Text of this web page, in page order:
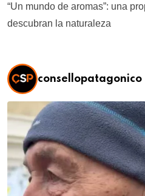
“Un mundo de aromas”: una
descubran la naturaleza
consellopatagonico